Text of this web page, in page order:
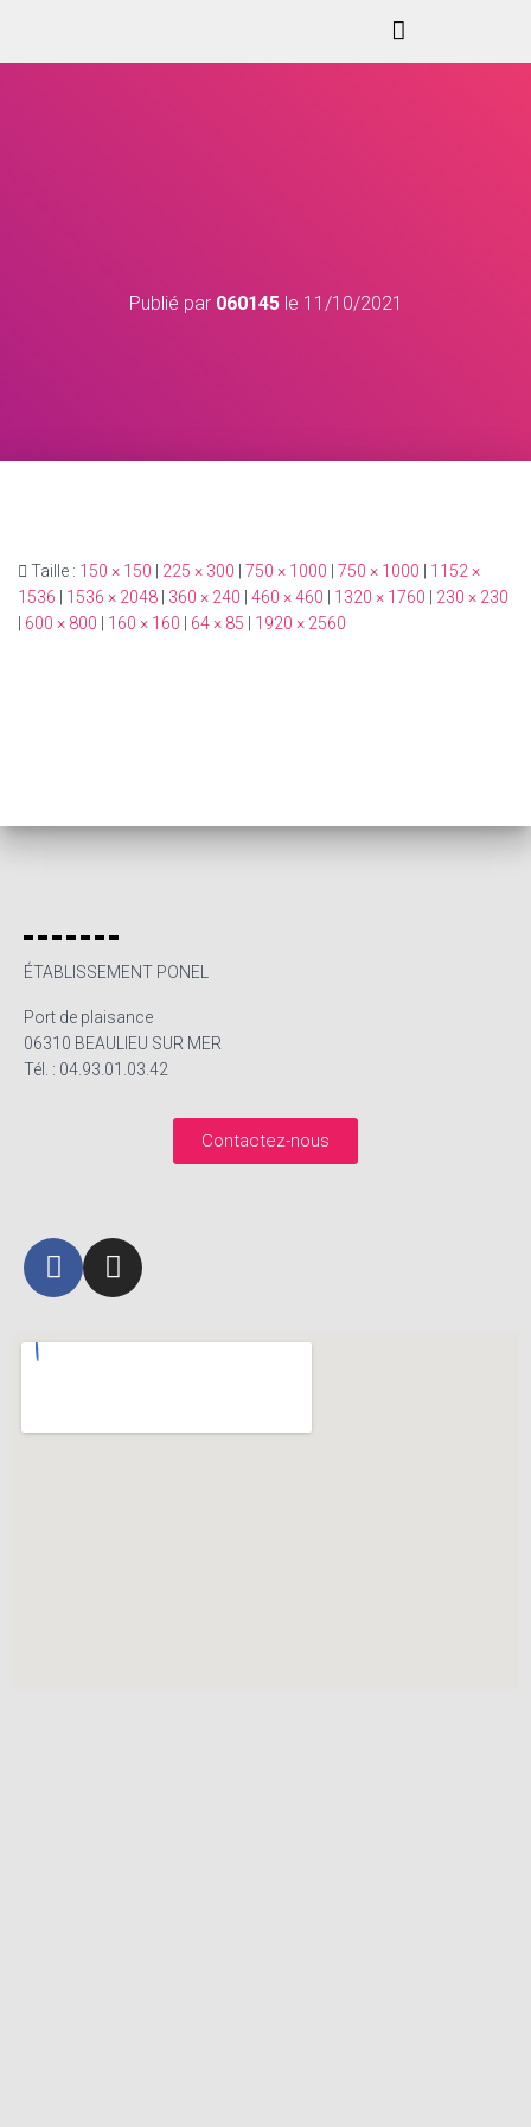
Publié par 060145le 11/10/2021
Taille : 150 × 150 | 225 × 300 | 750 × 1000 | 750 × 1000 | 1152 ×
1536 | 1536 × 2048 | 360 × 240 | 460 × 460 | 1320 × 1760 | 230 × 230
| 600 × 800 | 160 × 160 | 64 × 85 | 1920 × 2560
ÉTABLISSEMENT PONEL
Port de plaisance
06310 BEAULIEU SUR MER
Tél. : 04.93.01.03.42
Contactez-nous